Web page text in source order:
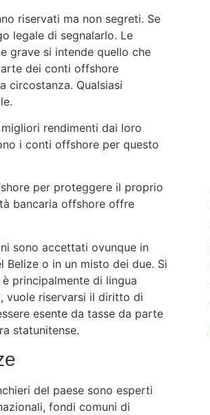
riservati ma non segreti. Se
legale di segnalarlo. Le
grave si intende quello che
dei conti offshore
circostanza. Qualsiasi
rendimenti dai loro
i conti offshore per questo
per proteggere il proprio
bancaria offshore offre
sono accettati ovunque in
Belize o in un misto dei due. Si
principalmente di lingua
vuole riservarsi il diritto di
esente da tasse da parte
statunitense.
del paese sono esperti
fondi comuni di